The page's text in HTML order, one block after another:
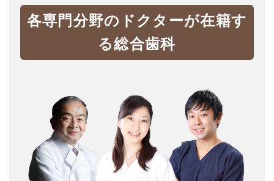
各専門分野のドクターが在籍す
る総合歯科